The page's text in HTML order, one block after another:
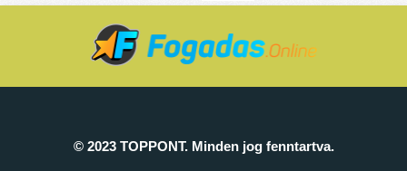
© 2023 TOPPONT. Minden jog fenntartva.